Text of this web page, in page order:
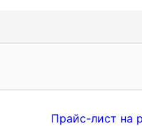
Прайс-лист на